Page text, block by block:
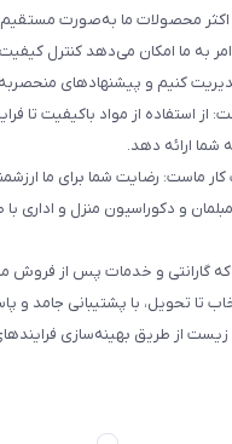
محصولات ما به‌صورت مستقیم
به ما امکان می‌دهد کنترل
کنیم و پیشنهادهای
استفاده از مواد باکیفیت تا
شما ارائه دهد.
ماست: رضایت شما برای ما
و دکوراسیون منزل و اداری با
گارانتی و خدمات پس از فروش
تا تحویل، با پشتیبانی جامد و
از طریق بهینه‌سازی فرایندهای